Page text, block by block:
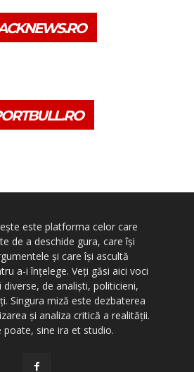
este platforma celor care
de a deschide gura, care își
și care își ascultă
a-i înțelege. Veți găsi aici voci
de analiști, politicieni,
Singura miză este dezbaterea
și analiza critică a realității.
poate, sine ira et studio.